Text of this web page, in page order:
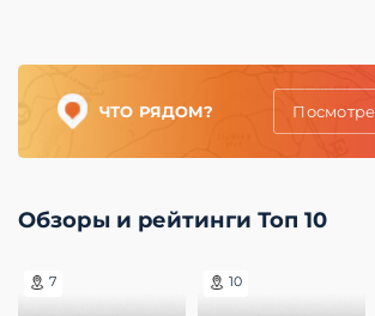
ЧТО РЯДОМ?
Обзоры и рейтинги Топ 10
7 10